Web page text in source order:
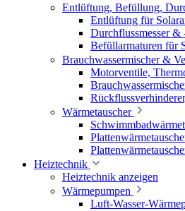
Entlüftung, Befüllung,
Entlüftung für
Durchflussmesser &
Befüllarmaturen für
Brauchwassermischer &
Motorventile,
Wärmetauscher
Heiztechnik
Heiztechnik anzeigen
Wärmepumpen
Luft-Wasser-